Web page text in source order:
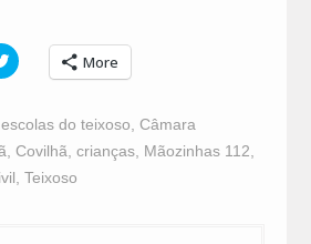
Click
to
Twitter
(Opens
in
new
window)
More
do teixoso Câmara
Covilhã crianças, Mãozinhas 112
Teixoso